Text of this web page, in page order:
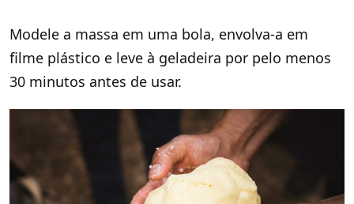
Modele a massa em uma bola, envolva-a em
filme plástico e leve à geladeira por pelo menos
30 minutos antes de usar.